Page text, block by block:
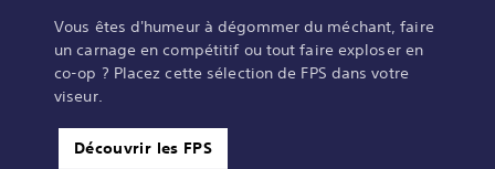
Vous êtes d'humeur à dégommer du méchant, faire
un carnage en compétitif ou tout faire exploser en
co-op ? Placez cette sélection de FPS dans votre
viseur.
Découvrir les FPS